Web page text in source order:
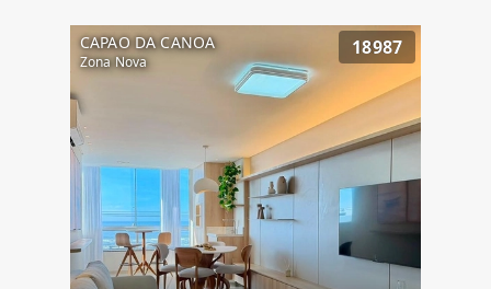
CAPAO DA CANOA
Zona Nova
18987